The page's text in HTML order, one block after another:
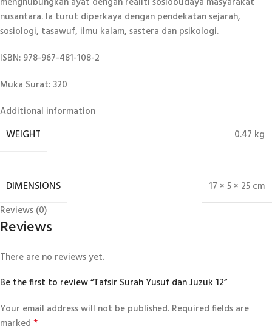
nusantara. Ia turut diperkaya dengan pendekatan sejarah,
sosiologi, tasawuf, ilmu kalam, sastera dan psikologi.
ISBN: 978-967-481-108-2
Muka Surat: 320
Additional information
WEIGHT 0.47 kg
DIMENSIONS
17 × 5 × 25 cm
Reviews (0)
Reviews
There are no reviews yet.
Be the first to review “Tafsir Surah Yusuf dan Juzuk 12”
Your email address will not be published. Required fields are
marked *